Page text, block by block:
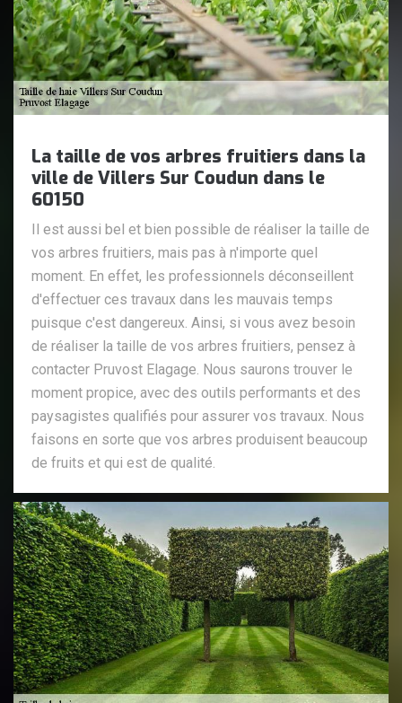
La taille de vos arbres fruitiers dans la
ville de Villers Sur Coudun dans le
60150
Il est aussi bel et bien possible de réaliser la taille de
vos arbres fruitiers, mais pas à n'importe quel
moment. En effet, les professionnels déconseillent
d'effectuer ces travaux dans les mauvais temps
puisque c'est dangereux. Ainsi, si vous avez besoin
de réaliser la taille de vos arbres fruitiers, pensez à
contacter Pruvost Elagage. Nous saurons trouver le
moment propice, avec des outils performants et des
paysagistes qualifiés pour assurer vos travaux. Nous
faisons en sorte que vos arbres produisent beaucoup
de fruits et qui est de qualité.